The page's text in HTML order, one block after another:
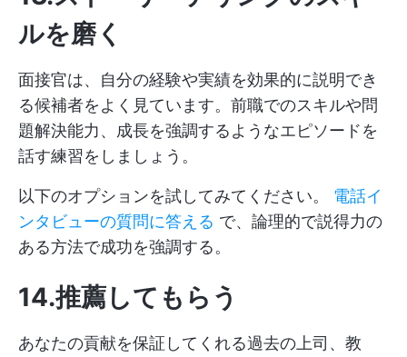
ルを磨く
面接官は、自分の経験や実績を効果的に説明でき
る候補者をよく見ています。前職でのスキルや問
題解決能力、成長を強調するようなエピソードを
話す練習をしましょう。
以下のオプションを試してみてください。 電話イ
ンタビューの質問に答える で、論理的で説得力の
ある方法で成功を強調する。
14.推薦してもらう
あなたの貢献を保証してくれる過去の上司、教